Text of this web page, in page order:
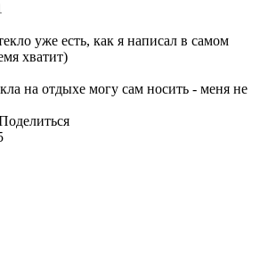
уже есть, как я написал в самом
хватит)
на отдыхе могу сам носить - меня не